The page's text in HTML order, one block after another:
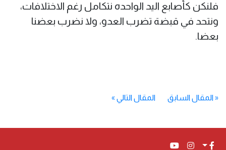
فلنكن كأصابع اليد الواحده نتكامل رغم الاختلافات،
ونتحد في قبضة تضرب العدو، ولا نضرب بعضنا
بعضا.
«المقال السابق المقال التالي »